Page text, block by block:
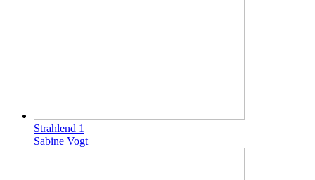
Strahlend 1
Sabine Vogt